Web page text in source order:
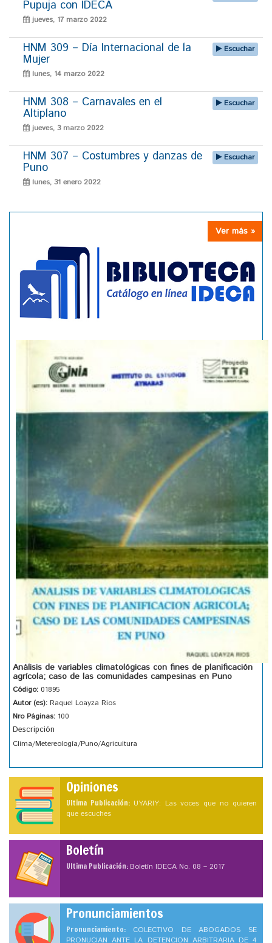
Pupuja con IDECA
jueves, 17 marzo 2022
HNM 309 – Día Internacional de la
Mujer
lunes, 14 marzo 2022
Escuchar
HNM 308 – Carnavales en el
Altiplano
jueves, 3 marzo 2022
Escuchar
HNM 307 – Costumbres y danzas de
Puno
lunes, 31 enero 2022
Escuchar
Ver más »
Análisis de variables climatológicas con fines de planificación
agrícola; caso de las comunidades campesinas en Puno
Código: 01895
Autor (es): Raquel Loayza Rios
Nro Páginas: 100
Descripción
Clima/Metereología/Puno/Agricultura
Opiniones
Ultima Publicación: UYARIY: Las voces que no quieren
que escuches
Boletín
Ultima Publicación:Boletín IDECA No. 08 – 2017
Pronunciamientos
Pronunciamiento: COLECTIVO DE ABOGADOS SE
PRONUCIAN ANTE LA DETENCION ARBITRARIA DE 4